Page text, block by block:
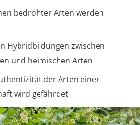
bedrohter Arten werden
Hybridbildungen zwischen
und heimischen Arten
der Arten einer
wird gefährdet